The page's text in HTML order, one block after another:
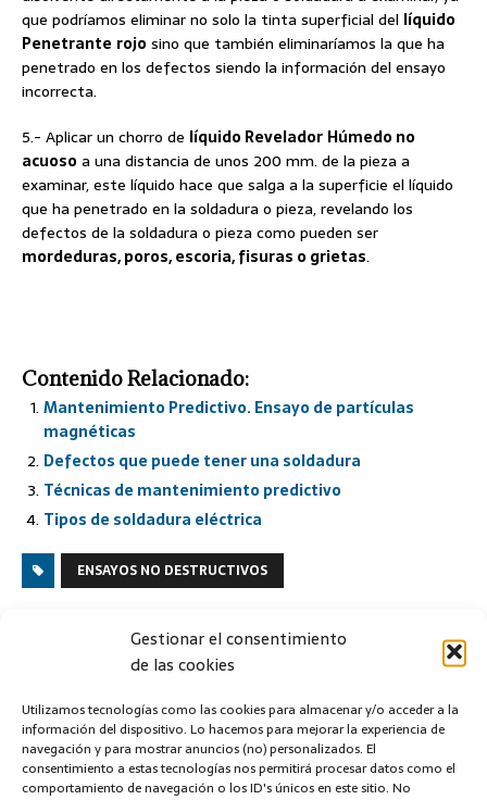
Gestionar el consentimiento
de las cookies
Utilizamos tecnologías como las cookies para almacenar y/o acceder a la
información del dispositivo. Lo hacemos para mejorar la experiencia de
navegación y para mostrar anuncios (no) personalizados. El
consentimiento a estas tecnologías nos permitirá procesar datos como el
comportamiento de navegación o los ID's únicos en este sitio. No
que podríamos eliminar no solo la tinta superficial del líquido
Penetrante rojo sino que también eliminaríamos la que ha
penetrado en los defectos siendo la información del ensayo
incorrecta.
5.- Aplicar un chorro de líquido Revelador Húmedo no
acuoso a una distancia de unos 200 mm. de la pieza a
examinar, este líquido hace que salga a la superficie el líquido
que ha penetrado en la soldadura o pieza, revelando los
defectos de la soldadura o pieza como pueden ser
mordeduras, poros, escoria, fisuras o grietas.
Contenido Relacionado:
Mantenimiento Predictivo. Ensayo de partículas
magnéticas
Defectos que puede tener una soldadura
Técnicas de mantenimiento predictivo
Tipos de soldadura eléctrica
ENSAYOS NO DESTRUCTIVOS
Elección del electrodo revestido
SIGUIENTE
Que es la puesta a tierra